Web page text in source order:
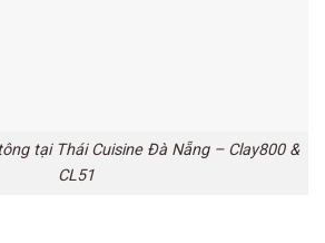
tại Thái Cuisine Đà Nẵng – Clay800 &
CL51